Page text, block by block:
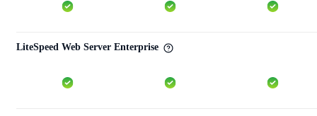
LiteSpeed Web Server Enterprise